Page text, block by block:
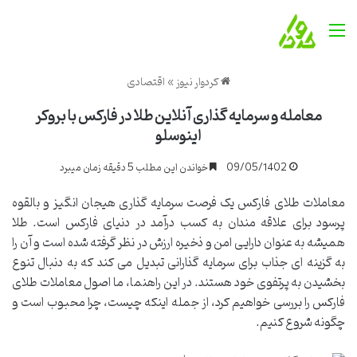
منو
کردوار نیوز»اقتصادی
معامله و سرمایه گذاری آنلاین طلا در فارکس با بروکر
اینوسلو
09/05/1402 خواندن این مطلب 5 دقیقه زمان میبرد
معاملات طلای فارکس یک فرصت سرمایه گذاری هیجان انگیز و بالقوه
پرسود برای علاقه مندان به کسب درآمد در دنیای فارکس است. طلا
همیشه به عنوان دارایی امن و ذخیره ارزش در نظر گرفته شده است و آن را
به گزینه ای جذاب برای سرمایه گذارانی تبدیل می کند که به دنبال تنوع
بخشیدن به پرتفوی خود هستند. در این راهنما، ما اصول معاملات طلای
فارکس را بررسی خواهیم کرد، از جمله اینکه چیست، چرا محبوب است و
چگونه شروع کنیم.